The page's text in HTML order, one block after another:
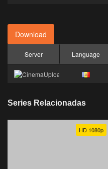
Download
Server Language
Series Relacionadas
HD 1080p